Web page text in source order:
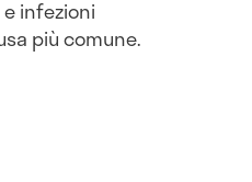
infezioni
più comune.